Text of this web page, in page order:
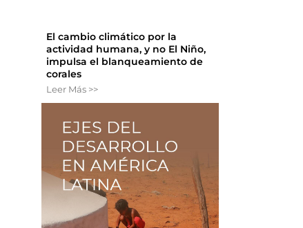
El cambio climático por la
actividad humana, y no El Niño,
impulsa el blanqueamiento de
corales
Leer Más >>